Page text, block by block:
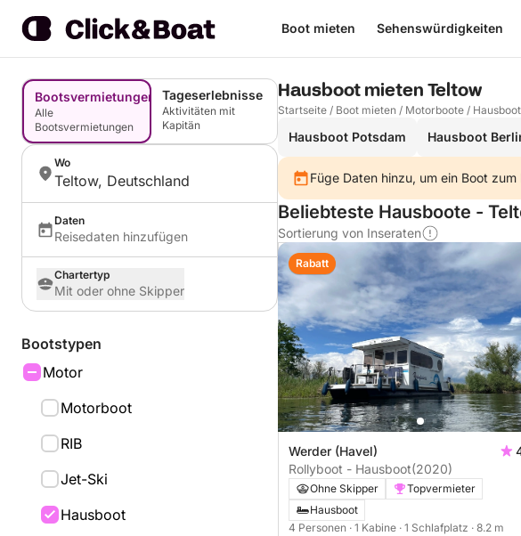
Boot mieten Sehenswürdigkeiten
Bootsvermietungen
Alle
Bootsvermietungen
Tageserlebnisse
Aktivitäten mit
Kapitän
Wo
Teltow, Deutschland
Daten
Reisedaten hinzufügen
Chartertyp
Mit oder ohne Skipper
Bootstypen
Motor
Motorboot
RIB
Jet-Ski
Hausboot
Hausboot mieten Teltow
Startseite / Boot mieten / Motorboote / Hausboot
Hausboot Potsdam Hausboot
Füge Daten hinzu, um ein Boot
Beliebteste Hausboote -
Sortierung von Inseraten
Werder (Havel)
Rollyboot - Hausboot(2020)
Ohne Skipper
Topvermieter
Hausboot
4 Personen · 1 Kabine · 1 Schlafplatz · 8.2 m
Rabatt